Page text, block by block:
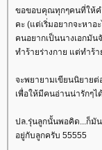
ขอขอบคุณทุกๆคนที่ให้ค
คะ (แต่เริ่มอยากจะหา
คนอยากเป็นนางเอกมัน
ทำร้ายร่างกาย แต่ทำร้
จะพยายามเขียนนิยาย
เพื่อให้มีคนอ่านน่ารักๆ
ปล.รุ่นลูกนั้นพอคิด...ก็มั
อยู่กับลูกครับ 55555